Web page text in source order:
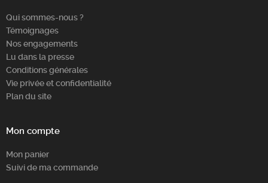
Qui sommes-nous ?
Témoignages
Nos engagements
Lu dans la presse
Conditions générales
Vie privée et confidentialité
Plan du site
Mon compte
Mon panier
Suivi de ma commande